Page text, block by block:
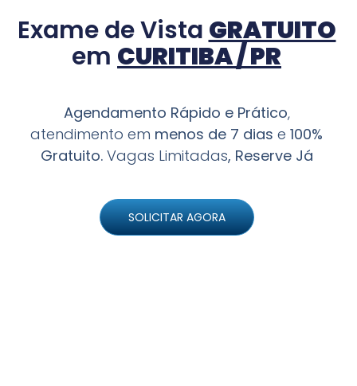
Exame de Vista GRATUITO
em CURITIBA / PR
Agendamento Rápido e Prático,
atendimento em menos de 7 dias e 100%
Gratuito. Vagas Limitadas, Reserve Já
SOLICITAR AGORA